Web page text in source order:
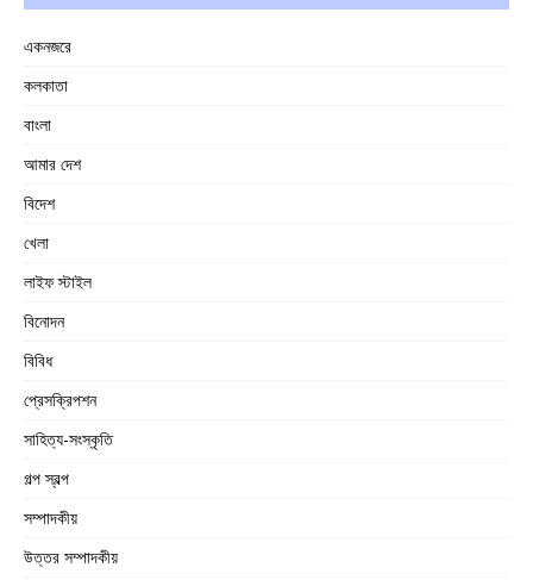
একনজরে
কলকাতা
বাংলা
আমার দেশ
বিদেশ
খেলা
লাইফ স্টাইল
বিনোদন
বিবিধ
প্রেসক্রিপশন
সাহিত্য-সংস্কৃতি
গল্প স্বল্প
সম্পাদকীয়
উত্তর সম্পাদকীয়